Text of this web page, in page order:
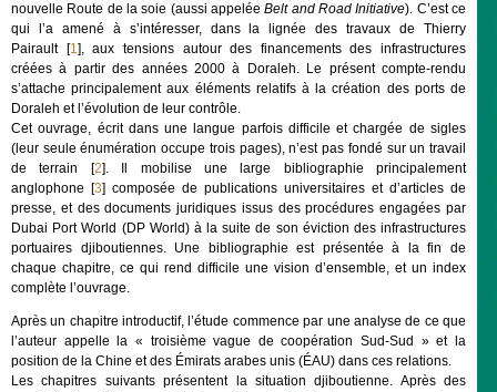
nouvelle Route de la soie (aussi appeléeBelt and Road Initiative). C’est ce
qui l’a amené à s’intéresser, dans la lignée des travaux de Thierry
Pairault[1], aux tensions autour des financements des infrastructures
créées à partir des années 2000 à Doraleh. Le présent compte-rendu
s’attache principalement aux éléments relatifs à la création des ports de
Doraleh et l’évolution de leur contrôle.
Cet ouvrage, écrit dans une langue parfois difficile et chargée de sigles
(leur seule énumération occupe trois pages), n’est pas fondé sur un travail
de terrain [2]. Il mobilise une large bibliographie principalement
anglophone [3] composée de publications universitaires et d’articles de
presse, et des documents juridiques issus des procédures engagées par
Dubai Port World (DP World) à la suite de son éviction des infrastructures
portuaires djiboutiennes. Une bibliographie est présentée à la fin de
chaque chapitre, ce qui rend difficile une vision d’ensemble, et un index
complète l’ouvrage.
Après un chapitre introductif, l’étude commence par une analyse de ce que
l’auteur appelle la « troisième vague de coopération Sud-Sud » et la
position de la Chine et des Émirats arabes unis (ÉAU) dans ces relations.
Les chapitres suivants présentent la situation djiboutienne. Après des